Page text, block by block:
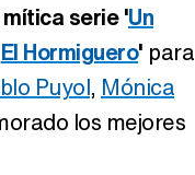
serie 'Un
El Hormiguero' para
Puyol, Mónica
los mejores